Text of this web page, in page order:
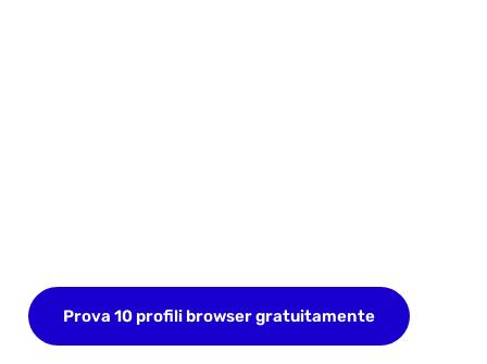
Prova 10 profili browser gratuitamente